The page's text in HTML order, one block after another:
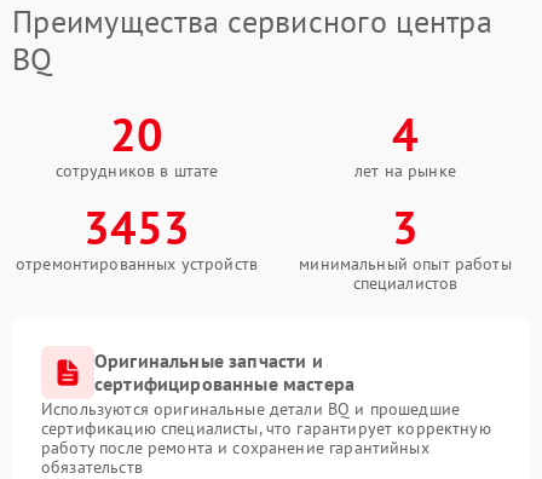
Преимущества сервисного центра
BQ
20
сотрудников в штате
4
лет на рынке
3453
отремонтированных устройств
3
минимальный опыт работы
специалистов
Оригинальные запчасти и
сертифицированные мастера
Используются оригинальные детали BQ и прошедшие
сертификацию специалисты, что гарантирует корректную
работу после ремонта и сохранение гарантийных
обязательств